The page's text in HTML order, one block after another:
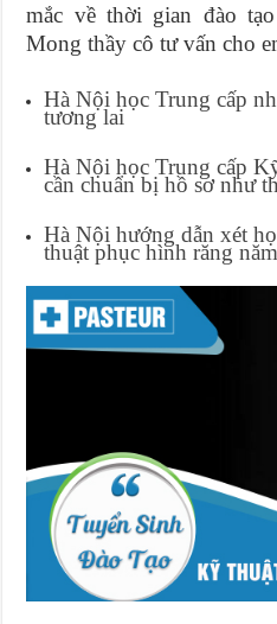
mắc về thời gian đào
Mong thầy cô tư vấn cho
Hà Nội học Trung cấp
tương lai
Hà Nội học Trung cấp
cần chuẩn bị hồ sơ như
Hà Nội hướng dẫn xét
thuật phục hình răng